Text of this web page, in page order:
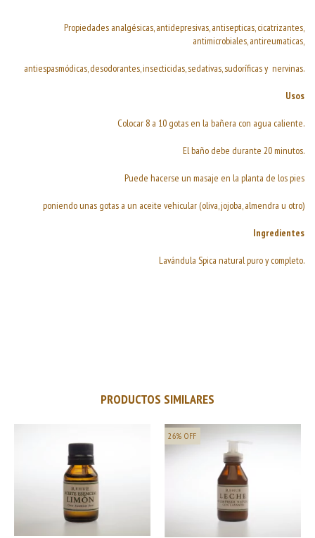
Propiedades analgésicas, antidepresivas, antisepticas, cicatrizantes,
antimicrobiales, antireumaticas,
antiespasmódicas, desodorantes, insecticidas, sedativas, sudoríficas y nervinas.
Usos
Colocar 8 a 10 gotas en la bañera con agua caliente.
El baño debe durante 20 minutos.
Puede hacerse un masaje en la planta de los pies
poniendo unas gotas a un aceite vehicular (oliva, jojoba, almendra u otro)
Ingredientes
Lavándula Spica natural puro y completo.
PRODUCTOS SIMILARES
26% OFF